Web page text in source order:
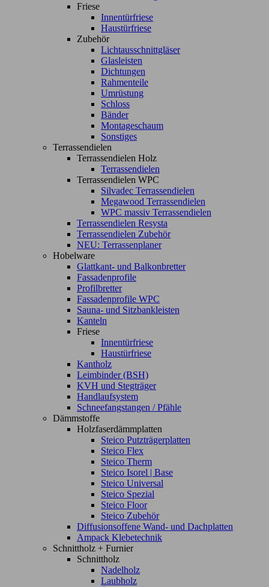
Friese
Innentürfriese
Haustürfriese
Zubehör
Lichtausschnittgläser
Glasleisten
Dichtungen
Rahmenteile
Umrüstung
Schloss
Bänder
Montageschaum
Sonstiges
Terrassendielen
Terrassendielen Holz
Terrassendielen
Terrassendielen WPC
Silvadec Terrassendielen
Megawood Terrassendielen
WPC massiv Terrassendielen
Terrassendielen Resysta
Terrassendielen Zubehör
NEU: Terrassenplaner
Hobelware
Glattkant- und Balkonbretter
Fassadenprofile
Profilbretter
Fassadenprofile WPC
Sauna- und Sitzbankleisten
Kanteln
Friese
Innentürfriese
Haustürfriese
Kantholz
Leimbinder (BSH)
KVH und Stegträger
Handlaufsystem
Schneefangstangen / Pfähle
Dämmstoffe
Holzfaserdämmplatten
Steico Putzträgerplatten
Steico Flex
Steico Therm
Steico Isorel | Base
Steico Universal
Steico Spezial
Steico Floor
Steico Zubehör
Diffusionsoffene Wand- und Dachplatten
Ampack Klebetechnik
Schnittholz + Furnier
Schnittholz
Nadelholz
Laubholz